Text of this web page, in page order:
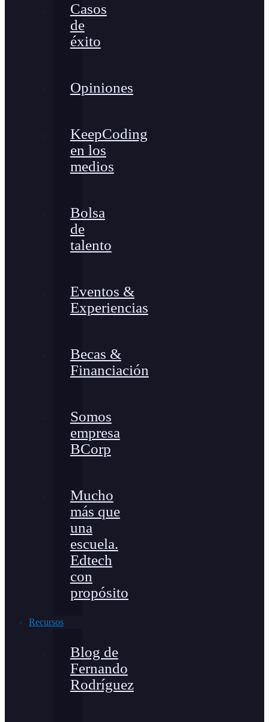
Casos
de
éxito
Opiniones
KeepCoding
en los
medios
Bolsa
de
talento
Eventos &
Experiencias
Becas &
Financiación
Somos
empresa
BCorp
Mucho
más que
una
escuela.
Edtech
con
propósito
Recursos
Blog de
Fernando
Rodríguez